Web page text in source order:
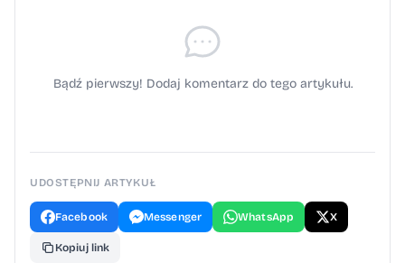
Bądź pierwszy! Dodaj komentarz do tego artykułu.
UDOSTĘPNIJ ARTYKUŁ
Facebook Messenger WhatsApp X
Kopiuj link